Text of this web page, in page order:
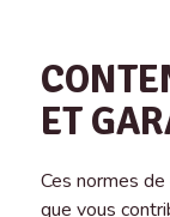
ET
Ces normes
que vous